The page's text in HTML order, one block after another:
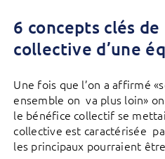
6 concepts clés
collective d’une
Une fois que l’on a affirmé
ensemble on va plus loin»
le bénéfice collectif se
collective est caractérisée
les principaux pourraient